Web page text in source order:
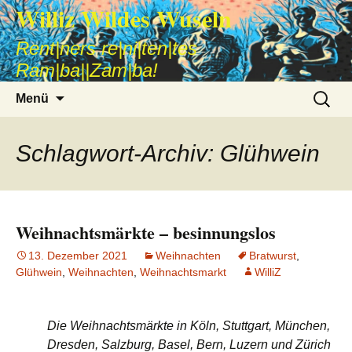
Williz Wildes Wuseln
Rent|ners re|ni|ten|tes
Ram|ba||Zam|ba!
Menü
Suche
nach:
Schlagwort-Archiv: Glühwein
Weihnachtsmärkte – besinnungslos
13. Dezember 2021 Weihnachten Bratwurst
Glühwein Weihnachten Weihnachtsmarkt WilliZ
Die Weihnachtsmärkte in Köln, Stuttgart, München,
Dresden, Salzburg, Basel, Bern, Luzern und Zürich